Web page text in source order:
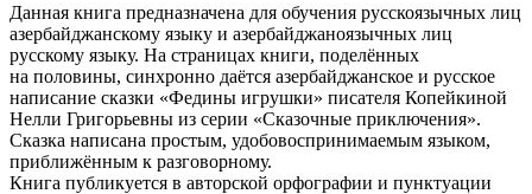
Данная книга предназначена для обучения русскоязычных лиц
азербайджанскому языку и азербайджаноязычных лиц
русскому языку. На страницах книги, поделённых
на половины, синхронно даётся азербайджанское и русское
написание сказки «Федины игрушки» писателя Копейкиной
Нелли Григорьевны из серии «Сказочные приключения».
Сказка написана простым, удобовоспринимаемым языком,
приближённым к разговорному.
Книга публикуется в авторской орфографии и пунктуации